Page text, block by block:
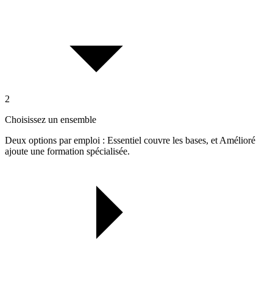
2
Choisissez un ensemble
Deux options par emploi : Essentiel couvre les bases, et Amélioré
ajoute une formation spécialisée.